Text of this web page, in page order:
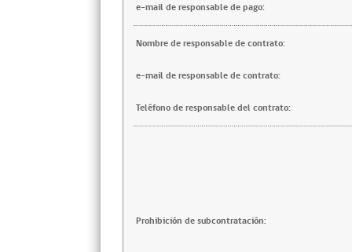
e-mail de responsable de pago:
Nombre de responsable de contrato:
e-mail de responsable de contrato:
Teléfono de responsable del contrato:
Prohibición de subcontratación: